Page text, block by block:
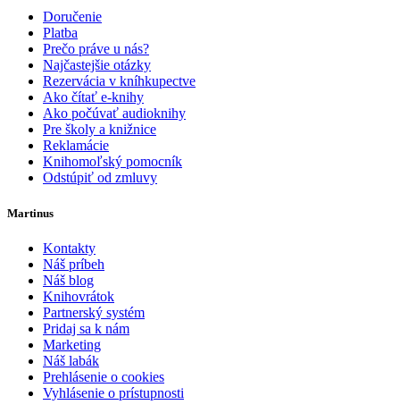
Doručenie
Platba
Prečo práve u nás?
Najčastejšie otázky
Rezervácia v kníhkupectve
Ako čítať e-knihy
Ako počúvať audioknihy
Pre školy a knižnice
Reklamácie
Knihomoľský pomocník
Odstúpiť od zmluvy
Martinus
Kontakty
Náš príbeh
Náš blog
Knihovrátok
Partnerský systém
Pridaj sa k nám
Marketing
Náš labák
Prehlásenie o cookies
Vyhlásenie o prístupnosti